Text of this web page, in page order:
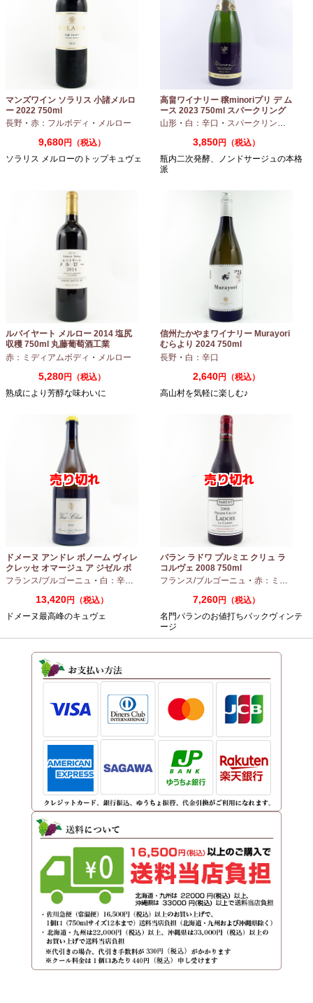
マンズワイン ソラリス 小諸メルロ
ー 2022 750ml
長野 ・ 赤：フルボディ ・ メルロー
9,680円（税込）
ソラリス メルローのトップキュヴェ
高畠ワイナリー 穣minoriプリ デ ム
ース 2023 750ml スパークリング
ワイン
山形 ・ 白：辛口 ・ スパークリングワイン
3,850円（税込）
瓶内二次発酵、ノンドサージュの本格
派
ルバイヤート メルロー 2014 塩尻
収穫 750ml 丸藤葡萄酒工業
赤：ミディアムボディ ・ メルロー
5,280円（税込）
熟成により芳醇な味わいに
信州たかやまワイナリー Murayori
むらより 2024 750ml
長野 ・ 白：辛口
2,640円（税込）
高山村を気軽に楽しむ♪
ドメーヌ アンドレ ボノーム ヴィレ
クレッセ オマージュ ア ジゼル ボ
ノーム 2023 750ml
フランス/ブルゴーニュ ・ 白：辛口 シャルドネ
13,420円（税込）
ドメーヌ最高峰のキュヴェ
パラン ラドワ プルミエ クリュ ラ
コルヴェ 2008 750ml
フランス/ブルゴーニュ ・ 赤：ミディアムボディ
7,260円（税込）
名門パランのお値打ちバックヴィンテ
ージ